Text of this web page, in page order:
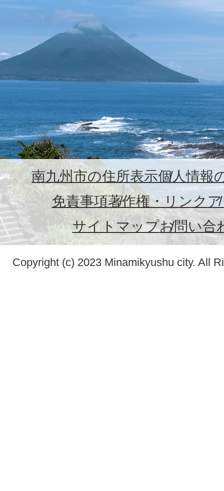
南九州市の住所表示個人情報
免責事項著作権・リンク
サイトマップお問い合
Copyright (c) 2023 Minamikyushu city. All